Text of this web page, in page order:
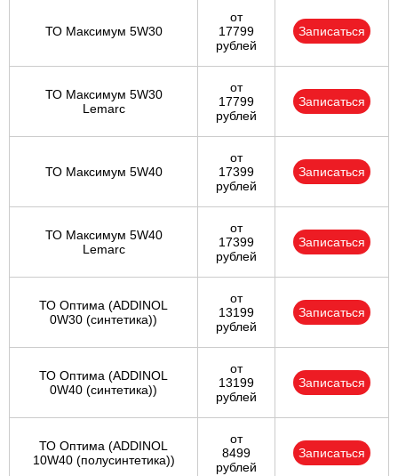
ТО Максимум 5W30
от
17799
рублей
Записаться
ТО Максимум 5W30
Lemarc
от
17799
рублей
Записаться
ТО Максимум 5W40
от
17399
рублей
Записаться
ТО Максимум 5W40
Lemarc
от
17399
рублей
Записаться
ТО Оптима (ADDINOL
0W30 (синтетика))
от
13199
рублей
Записаться
ТО Оптима (ADDINOL
0W40 (синтетика))
от
13199
рублей
Записаться
ТО Оптима (ADDINOL
10W40 (полусинтетика))
от
8499
рублей
Записаться